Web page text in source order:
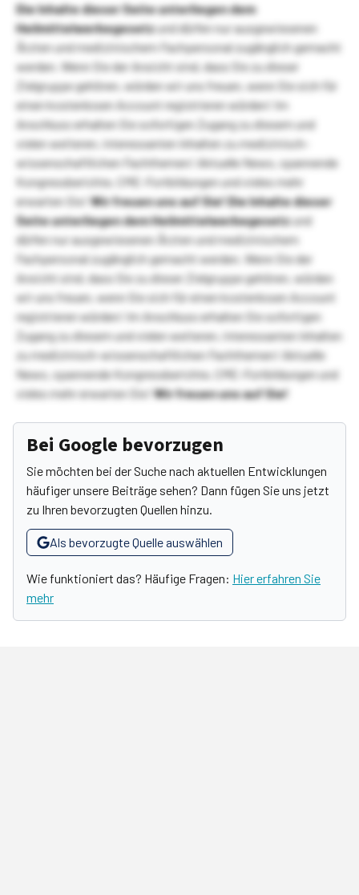
Die Inhalte dieser Seite unterliegen dem
Heilmittelwerbegesetzund dürfen nur ausgewiesenen
Ärzten und medizinischem Fachpersonal zugänglich gemacht
werden. Wenn Sie der Ansicht sind, dass Sie zu dieser
Zielgruppe gehören, würden wir uns freuen, wenn Sie sich für
einen kostenlosen Account registrieren würden! Im
Anschluss erhalten Sie sofortigen Zugang zu diesem und
vielen weiteren, interessanten Inhalten zu medizinisch-
wissenschaftlichen Fachthemen! Aktuelle News, spannende
Kongressberichte, CME-Fortbildungen und vieles mehr
erwarten Sie!Wir freuen uns auf Sie!Die Inhalte dieser
Seite unterliegen dem Heilmittelwerbegesetzund
dürfen nur ausgewiesenen Ärzten und medizinischem
Fachpersonal zugänglich gemacht werden. Wenn Sie der
Ansicht sind, dass Sie zu dieser Zielgruppe gehören, würden
wir uns freuen, wenn Sie sich für einen kostenlosen Account
registrieren würden! Im Anschluss erhalten Sie sofortigen
Zugang zu diesem und vielen weiteren, interessanten Inhalten
zu medizinisch-wissenschaftlichen Fachthemen! Aktuelle
News, spannende Kongressberichte, CME-Fortbildungen und
vieles mehr erwarten Sie!Wir freuen uns auf Sie!
Bei Google bevorzugen
Sie möchten bei der Suche nach aktuellen Entwicklungen
häufiger unsere Beiträge sehen? Dann fügen Sie uns jetzt
zu Ihren bevorzugten Quellen hinzu.
Als bevorzugte Quelle auswählen
Wie funktioniert das? Häufige Fragen: Hier erfahren Sie
mehr